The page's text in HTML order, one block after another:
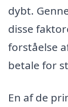
dybt.
disse
forståelse
betale for
En af de